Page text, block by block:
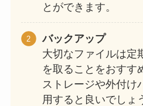
とができます。
バックアップ
大切なファイルは定
を取ることをおすす
ストレージや外付け
用すると良いでしょ